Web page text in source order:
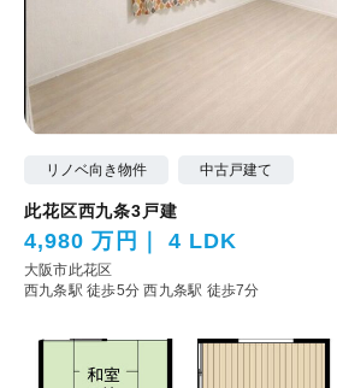
リノベ向き物件 中古戸建て
此花区西九条3戸建
4,980 万円 4 LDK
大阪市此花区
西九条駅 徒歩5分西九条駅 徒歩7分